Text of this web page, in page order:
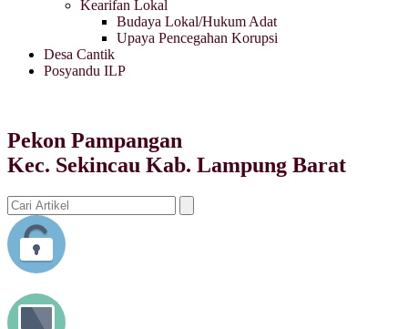
Kearifan Lokal
Budaya Lokal/Hukum Adat
Upaya Pencegahan Korupsi
Desa Cantik
Posyandu ILP
Pekon Pampangan
Kec. Sekincau Kab. Lampung Barat